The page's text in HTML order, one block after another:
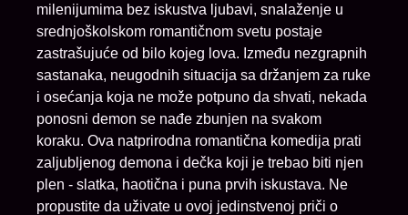
milenijumima bez iskustva ljubavi, snalaženje u
srednjoškolskom romantičnom svetu postaje
zastrašujuće od bilo kojeg lova. Između nezgrapnih
sastanaka, neugodnih situacija sa držanjem za ruke
i osećanja koja ne može potpuno da shvati, nekada
ponosni demon se nađe zbunjen na svakom
koraku. Ova natprirodna romantična komedija prati
zaljubljenog demona i dečka koji je trebao biti njen
plen - slatka, haotična i puna prvih iskustava. Ne
propustite da uživate u ovoj jedinstvenoj priči o